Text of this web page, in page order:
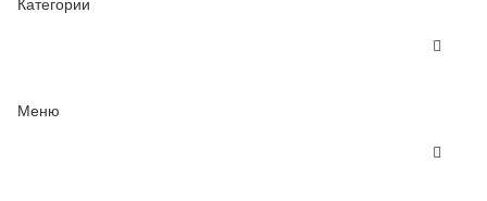
Меню